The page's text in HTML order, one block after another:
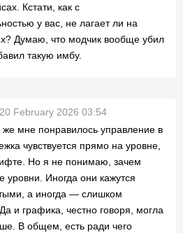
Кстати, как с
у вас, не лагает ли на
Думаю, что модчик вообще убил
такую имбу.
20 February 2026 03:54
же мне понравилось управление в
чувствуется прямо на уровне,
Но я не понимаю, зачем
уровни. Иногда они кажутся
а иногда — слишком
и графика, честно говоря, могла
В общем, есть ради чего